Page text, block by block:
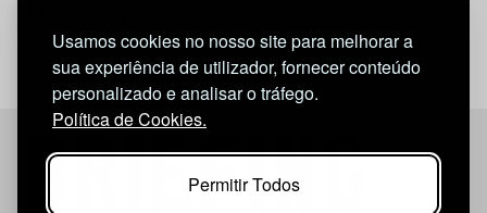
Usamos cookies no nosso site para melhorar a
sua experiência de utilizador, fornecer conteúdo
personalizado e analisar o tráfego.
Política de Cookies.
Permitir Todos